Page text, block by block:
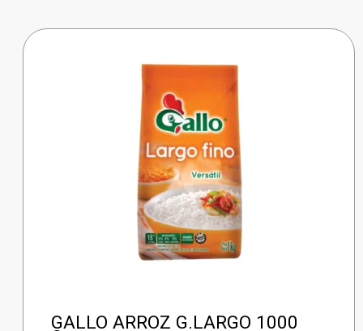
GALLO ARROZ G.LARGO 1000